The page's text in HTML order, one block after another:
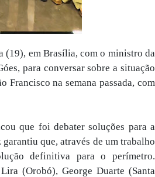
(19), em Brasília, com o ministro da
para conversar sobre a situação
Francisco na semana passada, com
que foi debater soluções para a
que, através de um trabalho
definitiva para o perímetro.
(Orobó), George Duarte (Santa